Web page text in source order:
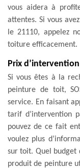
vous aidera à
attentes. Si vous
le 21110, appelez
toiture efficacement.
Prix
Si vous êtes à la
peinture de toit,
service. En faisant
tarif d’intervention
pouvez de ce fait
voulez plus
sur toit. Quel budget
produit de peinture